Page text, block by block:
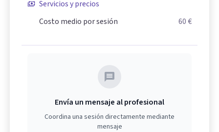
Servicios y precios
Costo medio por sesión
60 €
Envía un mensaje al profesional
Coordina una sesión directamente mediante
mensaje